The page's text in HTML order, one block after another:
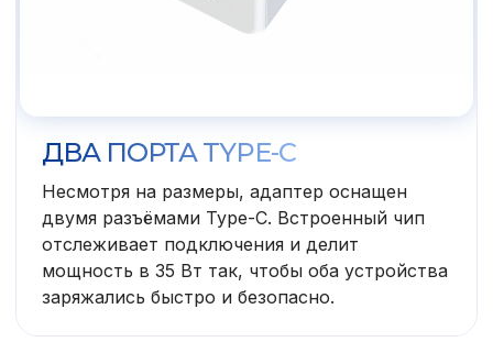
ДВА ПОРТА TYPE-C
Несмотря на размеры, адаптер оснащен
двумя разъёмами Type-C. Встроенный чип
отслеживает подключения и делит
мощность в 35 Вт так, чтобы оба устройства
заряжались быстро и безопасно.